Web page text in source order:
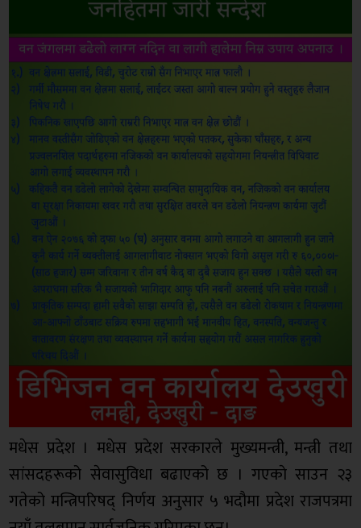
मधेस प्रदेश । मधेस प्रदेश सरकारले मुख्यमन्त्री, मन्त्री तथा
सांसदहरूको सेवासुविधा बढाएको छ । गएकाे साउन २३
गतेको मन्त्रिपरिषद् निर्णय अनुसार ५ भदौमा प्रदेश राजपत्रमा